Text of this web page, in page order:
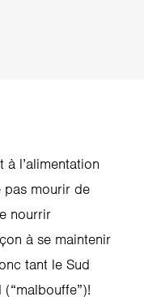
l’alimentation
pas mourir de
nourrir
à se maintenir
tant le Sud